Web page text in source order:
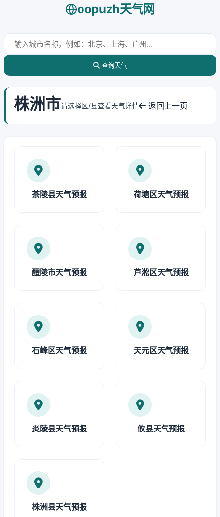
oopuzh天气网
查询天气
株洲市请选择区/县查看天气详情 返回上一页
茶陵县天气预报 荷塘区天气预报
醴陵市天气预报 芦淞区天气预报
石峰区天气预报 天元区天气预报
炎陵县天气预报 攸县天气预报
株洲县天气预报